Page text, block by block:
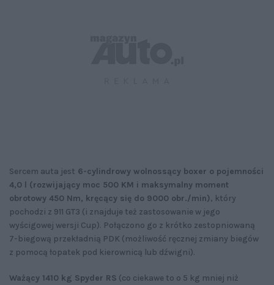
Sercem auta jest 6-cylindrowy wolnossący boxer o pojemności
4,0 l (rozwijający moc 500 KM i maksymalny moment
obrotowy 450 Nm, kręcący się do 9000 obr./min), który
pochodzi z 911 GT3 (i znajduje też zastosowanie w jego
wyścigowej wersji Cup). Połączono go z krótko zestopniowaną
7-biegową przekładnią PDK (możliwość ręcznej zmiany biegów
z pomocą łopatek pod kierownicą lub dźwigni).
Ważący 1410 kg Spyder RS (co ciekawe to o 5 kg mniej niż